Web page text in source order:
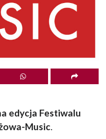
edycja Festiwalu
Music.